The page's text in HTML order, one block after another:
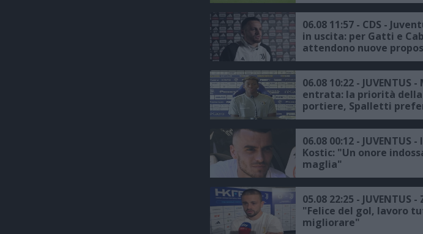
06.08 11:57 - CDS -
in uscita: per Gatti e
attendono nuove
06.08 10:22 - JUVENTUS
entrata: la priorità
portiere, Spalletti
Vicario
06.08 00:12 - JUVENTUS
Kostic: "Un onore
maglia"
05.08 22:25 - JUVENTUS
"Felice del gol, lavoro
migliorare"